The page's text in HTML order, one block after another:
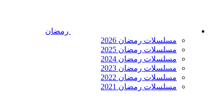
رمضان
مسلسلات رمضان 2026
مسلسلات رمضان 2025
مسلسلات رمضان 2024
مسلسلات رمضان 2023
مسلسلات رمضان 2022
مسلسلات رمضان 2021